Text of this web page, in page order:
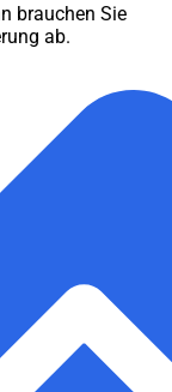
brauchen Sie
ab.